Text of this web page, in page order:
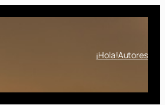
¡Hola!Autores